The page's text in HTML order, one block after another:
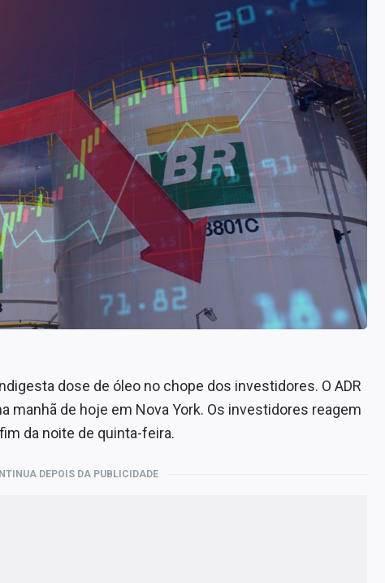
dose de óleo no chope dos investidores. O ADR
manhã de hoje em Nova York. Os investidores reagem
da noite de quinta-feira.
DEPOIS DA PUBLICIDADE